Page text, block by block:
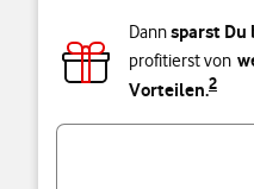
Dannsparst Du
profitierst von
Vorteilen.2
Triff eine Auswahl